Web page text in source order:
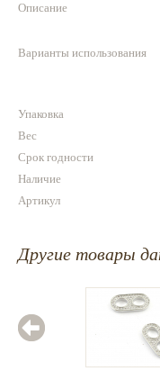
Фотофорум
Описание
Варианты использования
Упаковка
Вес
Срок годности
Наличие
Артикул
Другие товары